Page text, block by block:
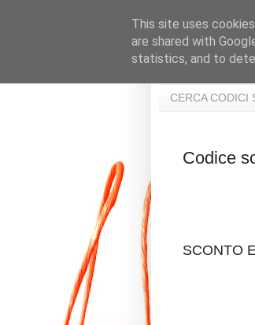
CERCA CODICI
Codice
SCONTO
This site uses
are shared with
statistics, and to